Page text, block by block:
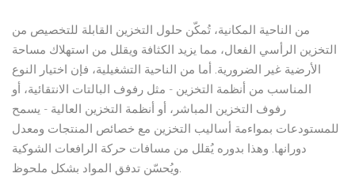
من الناحية المكانية، تُمكّن حلول التخزين القابلة للتخصيص من
التخزين الرأسي الفعال، مما يزيد الكثافة ويقلل من استهلاك مساحة
الأرضية غير الضرورية. أما من الناحية التشغيلية، فإن اختيار النوع
المناسب من أنظمة التخزين - مثل رفوف البالتات الانتقائية، أو
رفوف التخزين المباشر، أو أنظمة التخزين العالية - يسمح
للمستودعات بمواءمة أساليب التخزين مع خصائص المنتجات ومعدل
دورانها. وهذا بدوره يُقلل من مسافات حركة الرافعات الشوكية
ويُحسّن تدفق المواد بشكل ملحوظ.